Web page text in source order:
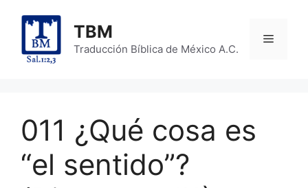
content
TBM
Traducción Bíblica de México A.C.
Menu
011 ¿Qué cosa es
“el sentido”?